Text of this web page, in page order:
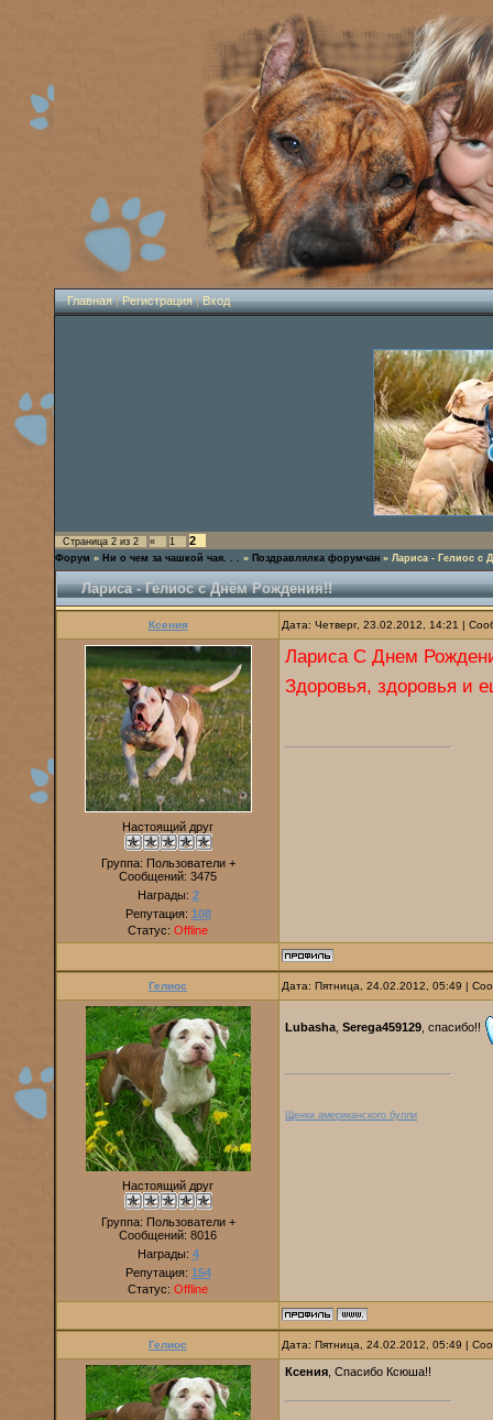
Главная|Регистрация|Вход
Страница 2 из 2 « 1 2
Форум » Ни о чем за чашкой чая. . . » Поздравлялка форумчан » Лариса - Гелиос с
Лариса - Гелиос с Днём Рождения!!
Ксения Дата: Четверг, 23.02.2012, 14:21 |
Настоящий друг
Группа: Пользователи +
Сообщений: 3475
Награды: 2
Репутация: 108
Статус: Offline
Лариса С Днем
Здоровья, здоровья и
Гелиос Дата: Пятница, 24.02.2012, 05:49 |
Настоящий друг
Группа: Пользователи +
Сообщений: 8016
Награды: 4
Репутация: 154
Статус: Offline
Lubasha Serega459129 , спасибо!!
Щенки американского булли
Гелиос Дата: Пятница, 24.02.2012, 05:49 |
Ксения , Спасибо Ксюша!!